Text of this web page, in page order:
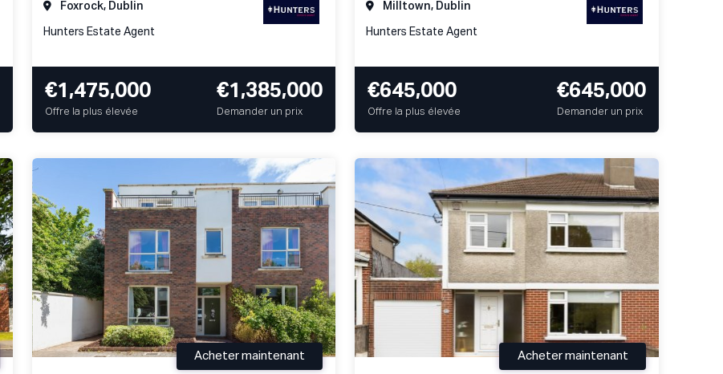
Foxrock, Dublin
Hunters Estate Agent
€1,475,000
Offre la plus élevée
€1,385,000
Demander un prix
Milltown, Dublin
Hunters Estate Agent
€645,000
Offre la plus élevée
€645,000
Demander un prix
Acheter maintenant Acheter maintenant